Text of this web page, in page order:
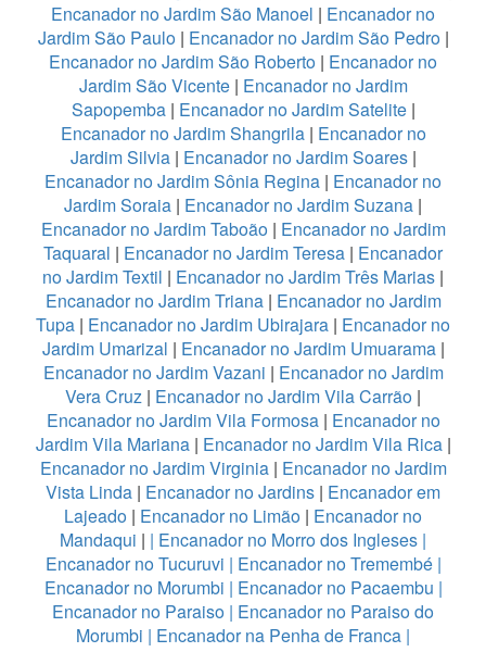
Encanador no Jardim São Manoel | Encanador no
Jardim São Paulo| Encanador no Jardim São Pedro|
Encanador no Jardim São Roberto | Encanador no
Jardim São Vicente| Encanador no Jardim
Sapopemba| Encanador no Jardim Satelite|
Encanador no Jardim Shangrila| Encanador no
Jardim Silvia| Encanador no Jardim Soares|
Encanador no Jardim Sônia Regina | Encanador no
Jardim Soraia | Encanador no Jardim Suzana |
Encanador no Jardim Taboão| Encanador no Jardim
Taquaral | Encanador no Jardim Teresa | Encanador
no Jardim Textil | Encanador no Jardim Três Marias |
Encanador no Jardim Triana| Encanador no Jardim
Tupa | Encanador no Jardim Ubirajara | Encanador no
Jardim Umarizal | Encanador no Jardim Umuarama|
Encanador no Jardim Vazani | Encanador no Jardim
Vera Cruz | Encanador no Jardim Vila Carrão |
Encanador no Jardim Vila Formosa| Encanador no
Jardim Vila Mariana| Encanador no Jardim Vila Rica|
Encanador no Jardim Virginia| Encanador no Jardim
Vista Linda | Encanador no Jardins | Encanador em
Lajeado | Encanador no Limão | Encanador no
Mandaqui | | Encanador no Morro dos Ingleses |
Encanador no Tucuruvi | Encanador no Tremembé|
Encanador no Morumbi | Encanador no Pacaembu |
Encanador no Paraiso | Encanador no Paraiso do
Morumbi | Encanador na Penha de Franca |